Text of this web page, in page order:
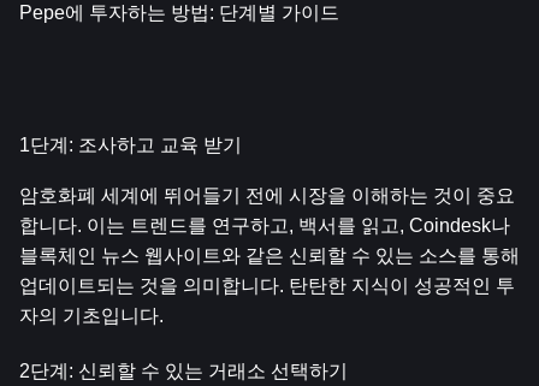
Pepe에 투자하는 방법: 단계별 가이드
1단계: 조사하고 교육 받기
암호화폐 세계에 뛰어들기 전에 시장을 이해하는 것이 중요
합니다. 이는 트렌드를 연구하고, 백서를 읽고, Coindesk나
블록체인 뉴스 웹사이트와 같은 신뢰할 수 있는 소스를 통해
업데이트되는 것을 의미합니다. 탄탄한 지식이 성공적인 투
자의 기초입니다.
2단계: 신뢰할 수 있는 거래소 선택하기